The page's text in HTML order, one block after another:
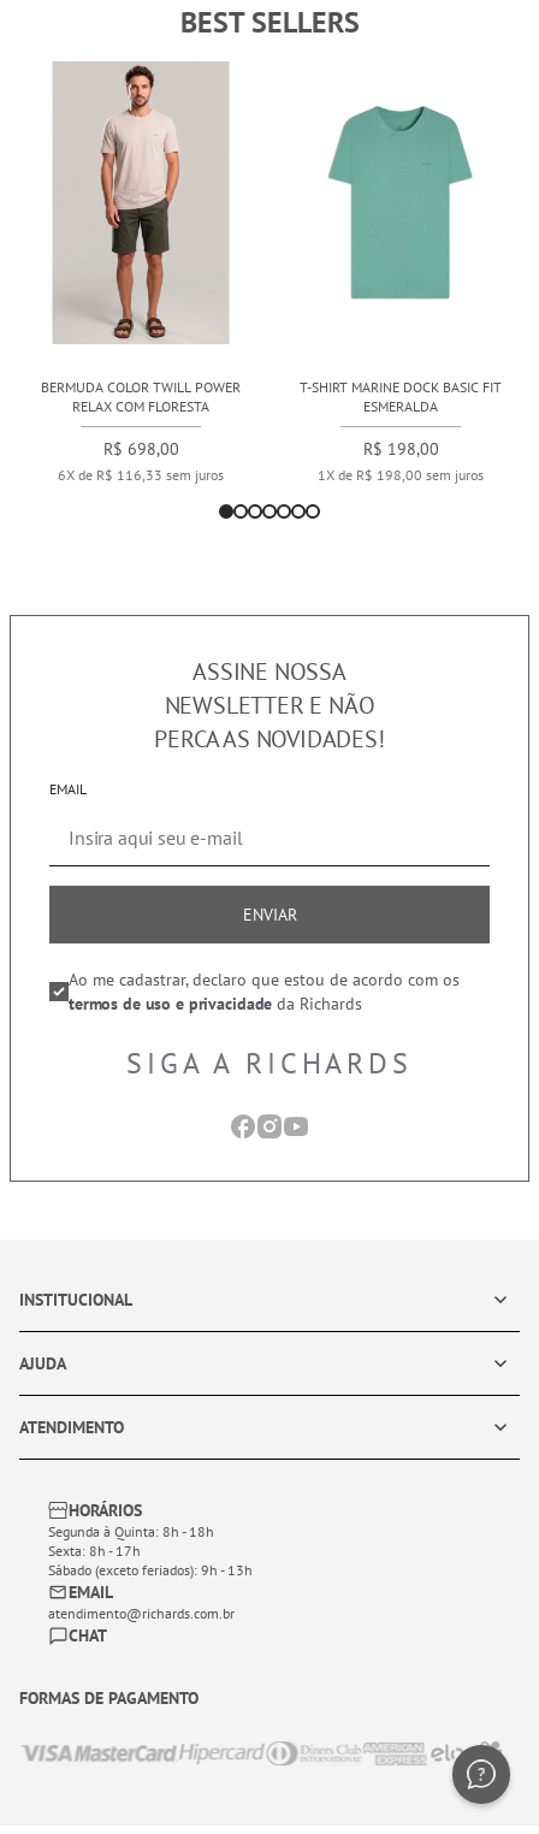
BEST SELLERS
BERMUDA COLOR TWILL POWER
RELAX COM FLORESTA
R$ 698,00
6X de R$ 116,33 sem juros
T-SHIRT MARINE DOCK BASIC FIT
ESMERALDA
R$ 198,00
1X de R$ 198,00 sem juros
ASSINE NOSSA
NEWSLETTER E NÃO
PERCA AS NOVIDADES!
EMAIL
ENVIAR
Ao me cadastrar, declaro que estou de acordo com os
termos de uso e privacidade da Richards
SIGA A RICHARDS
INSTITUCIONAL
AJUDA
ATENDIMENTO
HORÁRIOS
Segunda à Quinta: 8h - 18h
Sexta: 8h - 17h
Sábado (exceto feriados): 9h - 13h
EMAIL
atendimento@richards.com.br
CHAT
FORMAS DE PAGAMENTO